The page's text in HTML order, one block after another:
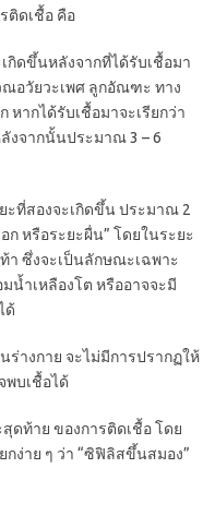
ติดเชื้อ คือ
กิดขึ้นหลังจากที่ได้รับเชื้อมา
อวัยวะเพศ ลูกอัณฑะ ทาง
ากได้รับเชื้อมาจะเรียกว่า
งจากนั้นประมาณ 3 – 6
ะที่สองจะเกิดขึ้น ประมาณ 2
ก หรือระยะผื่น” โดยในระยะ
า ซึ่งจะเป็นลักษณะเฉพาะ
น้ำเหลืองโต หรืออาจจะมี
ด้
ร่างกาย จะไม่มีการปรากฏให้
พบเชื้อได้
ดท้าย ของการติดเชื้อ โดย
กง่าย ๆ ว่า “ซิฟิลิสขึ้นสมอง”